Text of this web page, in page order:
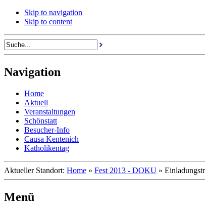
Skip to navigation
Skip to content
Navigation
Home
Aktuell
Veranstaltungen
Schönstatt
Besucher-Info
Causa Kentenich
Katholikentag
Aktueller Standort: Home » Fest 2013 - DOKU »
Menü